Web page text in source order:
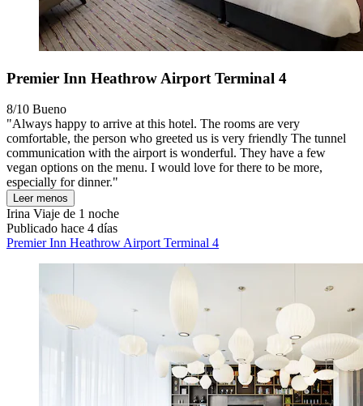
Premier Inn Heathrow Airport Terminal 4
8/10 Bueno
"Always happy to arrive at this hotel. The rooms are very
comfortable, the person who greeted us is very friendly The tunnel
communication with the airport is wonderful. They have a few
vegan options on the menu. I would love for there to be more,
especially for dinner."
Leer menos
Irina Viaje de 1 noche
Publicado hace 4 días
Premier Inn Heathrow Airport Terminal 4